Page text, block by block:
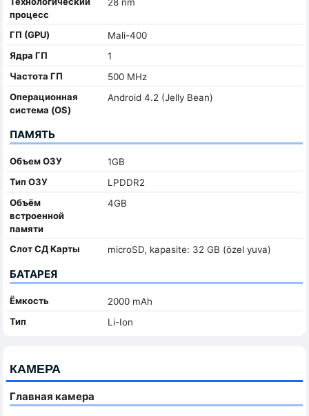
процесс
ГП (GPU)
Mali-400
Ядра ГП
1
Частота ГП
500 MHz
Oперационная
система (OS)
Android 4.2 (Jelly Bean)
ПАМЯТЬ
Объем ОЗУ
1GB
Тип ОЗУ
LPDDR2
Объём
встроенной
памяти
4GB
Слот СД Карты microSD, kapasite: 32 GB (özel yuva)
БАТАРЕЯ
Ёмкость
2000 mAh
Тип
Li-Ion
КАМЕРА
Главная камера